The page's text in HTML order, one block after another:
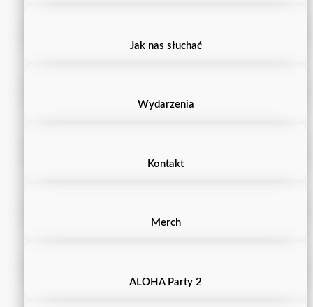
Jak nas słuchać
Wydarzenia
Kontakt
Merch
ALOHA Party 2